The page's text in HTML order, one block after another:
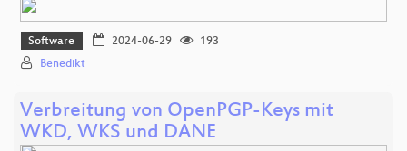
Software 2024-06-29
193
Benedikt
Verbreitung von OpenPGP-Keys mit
WKD, WKS und DANE